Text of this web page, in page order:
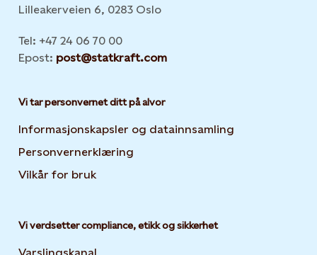
Lilleakerveien 6, 0283 Oslo
Tel: +47 24 06 70 00
Epost: post@statkraft.com
Vi tar personvernet ditt på alvor
Informasjonskapsler og datainnsamling
Personvernerklæring
Vilkår for bruk
Vi verdsetter compliance, etikk og sikkerhet